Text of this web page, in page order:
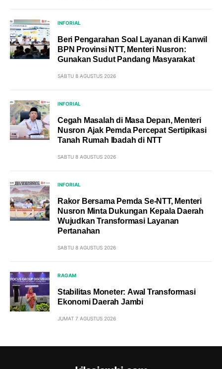
INFORIAL
Beri Pengarahan Soal Layanan di Kanwil
BPN Provinsi NTT, Menteri Nusron:
Gunakan Sudut Pandang Masyarakat
SABTU 8 AGUSTUS 2026
INFORIAL
Cegah Masalah di Masa Depan, Menteri
Nusron Ajak Pemda Percepat Sertipikasi
Tanah Rumah Ibadah di NTT
SABTU 8 AGUSTUS 2026
INFORIAL
Rakor Bersama Pemda Se-NTT, Menteri
Nusron Minta Dukungan Kepala Daerah
Wujudkan Transformasi Layanan
Pertanahan
SABTU 8 AGUSTUS 2026
RAGAM
Stabilitas Moneter: Awal Transformasi
Ekonomi Daerah Jambi
JUMAT 7 AGUSTUS 2026